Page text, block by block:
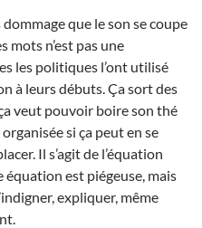
dommage que le son se coupe
mots n’est pas une
les politiques l’ont utilisé
à leurs débuts. Ça sort des
veut pouvoir boire son thé
si ça peut en se
Il s’agit de l’équation
équation est piégeuse, mais
expliquer, même